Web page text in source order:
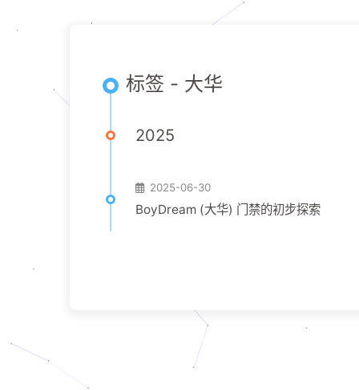
标签 - 大华
2025
2025-06-30
BoyDream (大华) 门禁的初步探索